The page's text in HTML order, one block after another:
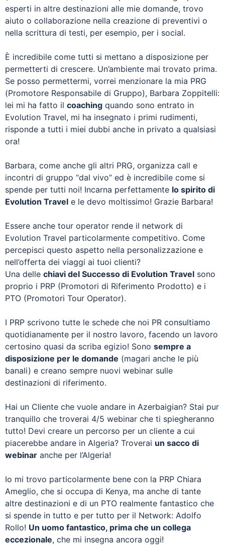
esperti in altre destinazioni alle mie domande, trovo
aiuto o collaborazione nella creazione di preventivi o
nella scrittura di testi, per esempio, per i social.
È incredibile come tutti si mettano a disposizione per
permetterti di crescere. Un’ambiente mai trovato prima.
Se posso permettermi, vorrei menzionare la mia PRG
(Promotore Responsabile di Gruppo), Barbara Zoppitelli:
lei mi ha fatto il coaching quando sono entrato in
Evolution Travel, mi ha insegnato i primi rudimenti,
risponde a tutti i miei dubbi anche in privato a qualsiasi
ora!
Barbara, come anche gli altri PRG, organizza call e
incontri di gruppo “dal vivo” ed è incredibile come si
spende per tutti noi! Incarna perfettamente lo spirito di
Evolution Travel e le devo moltissimo! Grazie Barbara!
Essere anche tour operator rende il network di
Evolution Travel particolarmente competitivo. Come
percepisci questo aspetto nella personalizzazione e
nell’offerta dei viaggi ai tuoi clienti?
Una delle chiavi del Successo di Evolution Travel sono
proprio i PRP (Promotori di Riferimento Prodotto) e i
PTO (Promotori Tour Operator).
I PRP scrivono tutte le schede che noi PR consultiamo
quotidianamente per il nostro lavoro, facendo un lavoro
certosino quasi da scriba egizio! Sono sempre a
disposizione per le domande (magari anche le più
banali) e creano sempre nuovi webinar sulle
destinazioni di riferimento.
Hai un Cliente che vuole andare in Azerbaigian? Stai pur
tranquillo che troverai 4/5 webinar che ti spiegheranno
tutto! Devi creare un percorso per un cliente a cui
piacerebbe andare in Algeria? Troverai un sacco di
webinar anche per l’Algeria!
Io mi trovo particolarmente bene con la PRP Chiara
Ameglio, che si occupa di Kenya, ma anche di tante
altre destinazioni e di un PTO realmente fantastico che
si spende in tutto e per tutto per il Network: Adolfo
Rollo! Un uomo fantastico, prima che un collega
eccezionale, che mi insegna ancora oggi!